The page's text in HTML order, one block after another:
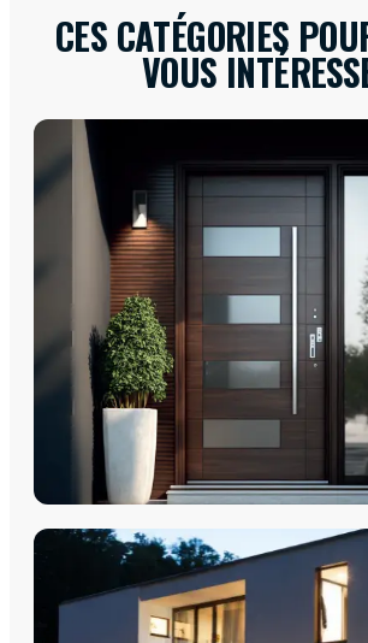
CES CATÉGORIES
VOUS
PORTES D'ENTRÉE
Porte d'entrée - Portes PVC
Portes
Porte d'entrée - Aluminium Monobloc 60mm